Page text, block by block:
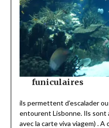
funiculaires
ils permettent d’escalader
entourent Lisbonne. Ils sont
avec la carte viva viagem) .